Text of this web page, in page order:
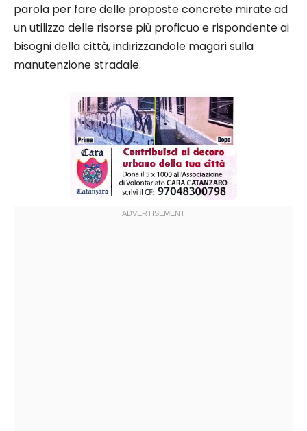
parola per fare delle proposte concrete mirate ad
un utilizzo delle risorse più proficuo e rispondente ai
bisogni della città, indirizzandole magari sulla
manutenzione stradale.